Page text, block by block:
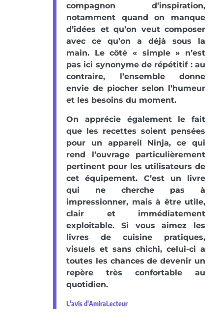
compagnon d’inspiration,
notamment quand on manque
d’idées et qu’on veut composer
avec ce qu’on a déjà sous la
main. Le côté « simple » n’est
pas ici synonyme de répétitif : au
contraire, l’ensemble donne
envie de piocher selon l’humeur
et les besoins du moment.
On apprécie également le fait
que les recettes soient pensées
pour un appareil Ninja, ce qui
rend l’ouvrage particulièrement
pertinent pour les utilisateurs de
cet équipement. C’est un livre
qui ne cherche pas à
impressionner, mais à être utile,
clair et immédiatement
exploitable. Si vous aimez les
livres de cuisine pratiques,
visuels et sans chichi, celui-ci a
toutes les chances de devenir un
repère très confortable au
quotidien.
L'avis d'AmiraLecteur